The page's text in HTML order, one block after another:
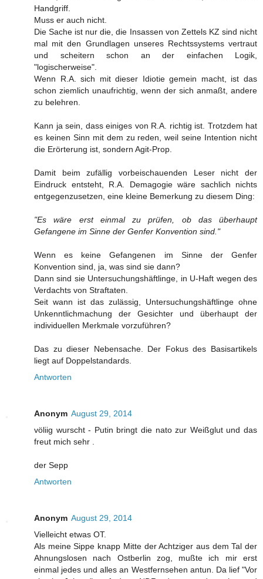
Handgriff.
Muss er auch nicht.
Die Sache ist nur die, die Insassen von Zettels KZ sind nicht
mal mit den Grundlagen unseres Rechtssystems vertraut
und scheitern schon an der einfachen Logik,
"logischerweise".
Wenn R.A. sich mit dieser Idiotie gemein macht, ist das
schon ziemlich unaufrichtig, wenn der sich anmaßt, andere
zu belehren.
Kann ja sein, dass einiges von R.A. richtig ist. Trotzdem hat
es keinen Sinn mit dem zu reden, weil seine Intention nicht
die Erörterung ist, sondern Agit-Prop.
Damit beim zufällig vorbeischauenden Leser nicht der
Eindruck entsteht, R.A. Demagogie wäre sachlich nichts
entgegenzusetzen, eine kleine Bemerkung zu diesem Ding:
"Es wäre erst einmal zu prüfen, ob das überhaupt
Gefangene im Sinne der Genfer Konvention sind."
Wenn es keine Gefangenen im Sinne der Genfer
Konvention sind, ja, was sind sie dann?
Dann sind sie Untersuchungshäftlinge, in U-Haft wegen des
Verdachts von Straftaten.
Seit wann ist das zulässig, Untersuchungshäftlinge ohne
Unkenntlichmachung der Gesichter und überhaupt der
individuellen Merkmale vorzuführen?
Das zu dieser Nebensache. Der Fokus des Basisartikels
liegt auf Doppelstandards.
Antworten
Anonym August 29, 2014
völiig wurscht - Putin bringt die nato zur Weißglut und das
freut mich sehr .
der Sepp
Antworten
Anonym August 29, 2014
Vielleicht etwas OT.
Als meine Sippe knapp Mitte der Achtziger aus dem Tal der
Ahnungslosen nach Ostberlin zog, mußte ich mir erst
einmal jedes und alles an Westfernsehen antun. Da lief "Vor